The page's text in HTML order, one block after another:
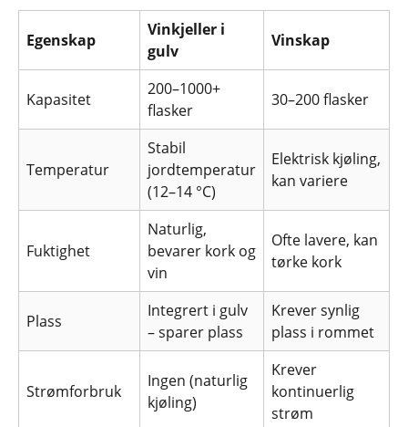
Egenskap
Vinkjeller i
gulv
Vinskap
Kapasitet
200–1000+
flasker
30–200 flasker
Temperatur
Stabil
jordtemperatur
(12–14 °C)
Elektrisk kjøling,
kan variere
Fuktighet
Naturlig,
bevarer kork og
vin
Ofte lavere, kan
tørke kork
Plass
Integrert i gulv
– sparer plass
Krever synlig
plass i rommet
Strømforbruk
Ingen (naturlig
kjøling)
Krever
kontinuerlig
strøm